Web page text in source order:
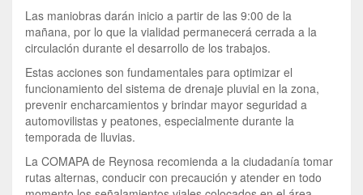
Las maniobras darán inicio a partir de las 9:00 de la
mañana, por lo que la vialidad permanecerá cerrada a la
circulación durante el desarrollo de los trabajos.
Estas acciones son fundamentales para optimizar el
funcionamiento del sistema de drenaje pluvial en la zona,
prevenir encharcamientos y brindar mayor seguridad a
automovilistas y peatones, especialmente durante la
temporada de lluvias.
La COMAPA de Reynosa recomienda a la ciudadanía tomar
rutas alternas, conducir con precaución y atender en todo